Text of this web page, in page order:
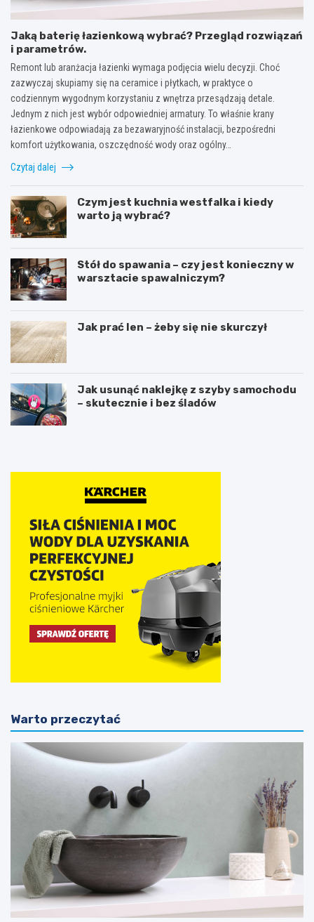
Jaką baterię łazienkową wybrać? Przegląd rozwiązań
i parametrów.
Remont lub aranżacja łazienki wymaga podjęcia wielu decyzji. Choć
zazwyczaj skupiamy się na ceramice i płytkach, w praktyce o
codziennym wygodnym korzystaniu z wnętrza przesądzają detale.
Jednym z nich jest wybór odpowiedniej armatury. To właśnie krany
łazienkowe odpowiadają za bezawaryjność instalacji, bezpośredni
komfort użytkowania, oszczędność wody oraz ogólny…
Czytaj dalej
Czym jest kuchnia westfalka i kiedy
warto ją wybrać?
Stół do spawania – czy jest konieczny w
warsztacie spawalniczym?
Jak prać len – żeby się nie skurczył
Jak usunąć naklejkę z szyby samochodu
– skutecznie i bez śladów
Warto przeczytać